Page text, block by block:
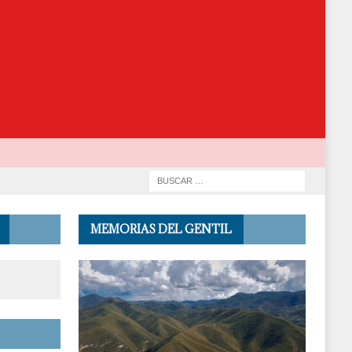
MEMORIAS DEL GENTIL